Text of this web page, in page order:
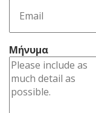
Μήνυμα